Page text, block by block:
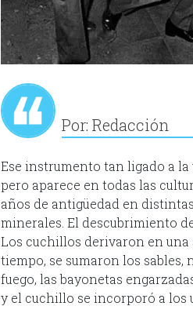
Por: Redacción
Ese instrumento tan ligado a
pero aparece en todas las
años de antigüedad en
minerales. El descubrimiento
Los cuchillos derivaron en una
tiempo, se sumaron los sables,
fuego, las bayonetas
y el cuchillo se incorporó a los